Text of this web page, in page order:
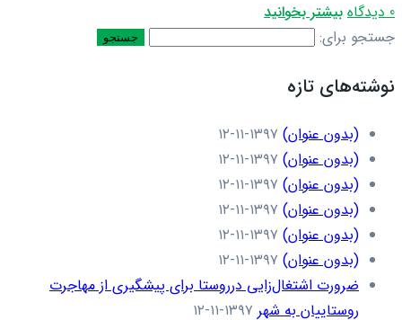
0 دیدگاه
بیشتر بخوانید
جستجو برای:
نوشته‌های تازه
(بدون عنوان) ۱۳۹۷-۱۱-۱۲
(بدون عنوان) ۱۳۹۷-۱۱-۱۲
(بدون عنوان) ۱۳۹۷-۱۱-۱۲
(بدون عنوان) ۱۳۹۷-۱۱-۱۲
(بدون عنوان) ۱۳۹۷-۱۱-۱۲
(بدون عنوان) ۱۳۹۷-۱۱-۱۲
ضرورت اشتغال‌زایی درروستا برای پیشگیری از مهاجرت
روستاییان به شهر ۱۳۹۷-۱۱-۱۲